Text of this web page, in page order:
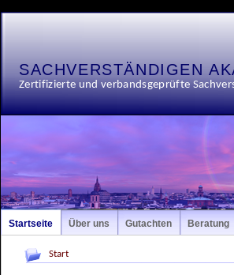
SACHVERSTÄNDIGEN
Zertifizierte und verbandsgeprüfte
Startseite Über uns Gutachten Beratung
Start